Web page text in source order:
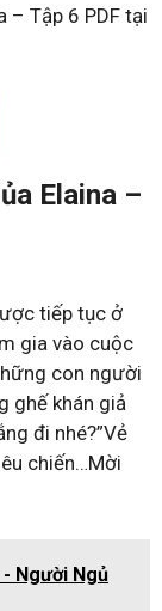
– Tập 6 PDF tại
Elaina –
tiếp tục ở
gia vào cuộc
con người
ghế khán giả
đi nhé?”Vẻ
chiến…Mời
Người Ngủ